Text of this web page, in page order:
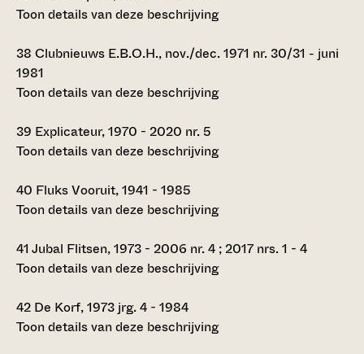
Toon details van deze beschrijving
38 Clubnieuws E.B.O.H., nov./dec. 1971 nr. 30/31 - juni
1981
Toon details van deze beschrijving
39 Explicateur, 1970 - 2020 nr. 5
Toon details van deze beschrijving
40 Fluks Vooruit, 1941 - 1985
Toon details van deze beschrijving
41 Jubal Flitsen, 1973 - 2006 nr. 4 ; 2017 nrs. 1 - 4
Toon details van deze beschrijving
42 De Korf, 1973 jrg. 4 - 1984
Toon details van deze beschrijving